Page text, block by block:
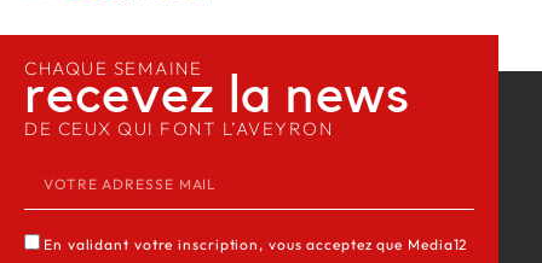
CHAQUE SEMAINE
recevez la news​
DE CEUX QUI FONT L’AVEYRON
En validant votre inscription, vous acceptez que Media12